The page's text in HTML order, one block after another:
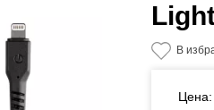
В
Цена: